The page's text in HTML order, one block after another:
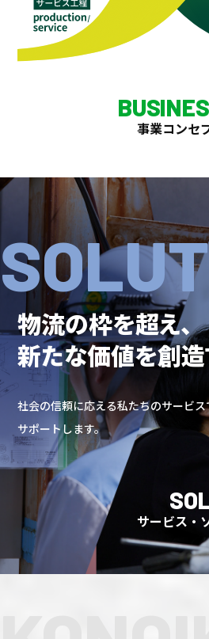
事業コンセ
物流の枠を超え、
新たな価値を創造
社会の信頼に応える私たちのサービ
サポートします。
サービス・